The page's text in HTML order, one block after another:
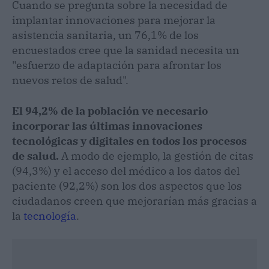
Cuando se pregunta sobre la necesidad de
implantar innovaciones para mejorar la
asistencia sanitaria, un 76,1% de los
encuestados cree que la sanidad necesita un
"esfuerzo de adaptación para afrontar los
nuevos retos de salud".
El 94,2% de la población ve necesario
incorporar las últimas innovaciones
tecnológicas y digitales en todos los procesos
de salud. A modo de ejemplo, la gestión de citas
(94,3%) y el acceso del médico a los datos del
paciente (92,2%) son los dos aspectos que los
ciudadanos creen que mejorarían más gracias a
la tecnología.